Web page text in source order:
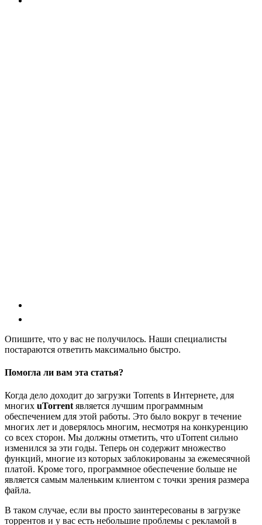
Опишите, что у вас не получилось. Наши специалисты
постараются ответить максимально быстро.
Помогла ли вам эта статья?
Когда дело доходит до загрузки Torrents в Интернете, для
многих uTorrentявляется лучшим программным
обеспечением для этой работы. Это было вокруг в течение
многих лет и доверялось многим, несмотря на конкуренцию
со всех сторон. Мы должны отметить, что uTorrent сильно
изменился за эти годы. Теперь он содержит множество
функций, многие из которых заблокированы за ежемесячной
платой. Кроме того, программное обеспечение больше не
является самым маленьким клиентом с точки зрения размера
файла.
В таком случае, если вы просто заинтересованы в загрузке
торрентов и у вас есть небольшие проблемы с рекламой в